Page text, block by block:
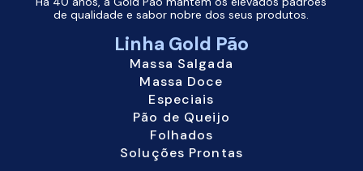
de qualidade e sabor nobre dos seus produtos.
Linha Gold Pão
Massa Salgada
Massa Doce
Especiais
Pão de Queijo
Folhados
Soluções Prontas